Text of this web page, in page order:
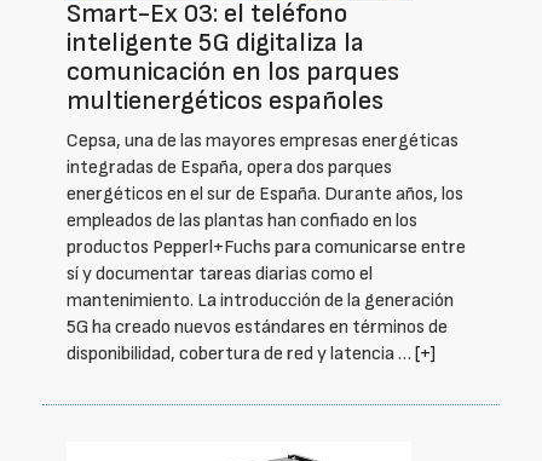
Smart-Ex 03: el teléfono
inteligente 5G digitaliza la
comunicación en los parques
multienergéticos españoles
Cepsa, una de las mayores empresas energéticas
integradas de España, opera dos parques
energéticos en el sur de España. Durante años, los
empleados de las plantas han confiado en los
productos Pepperl+Fuchs para comunicarse entre
sí y documentar tareas diarias como el
mantenimiento. La introducción de la generación
5G ha creado nuevos estándares en términos de
disponibilidad, cobertura de red y latencia … [+]